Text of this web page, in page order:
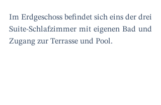
Im Erdgeschoss befindet sich eins der drei
Suite-Schlafzimmer mit eigenen Bad und
Zugang zur Terrasse und Pool.